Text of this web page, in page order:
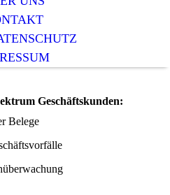
Geschäftskunden:
Belege